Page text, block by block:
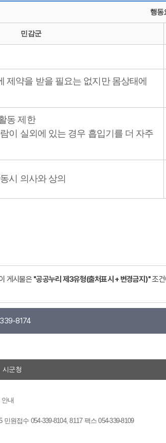
행동
민감군
제약을 받을 필요는 없지만 몸상태에
동 제한
이 실외에 있는 경우 흡입기를 더 자주
시 의사와 상의
게시물은 "공공누리 제3유형(출처표시 + 변경금지)"조
8174
시군청
내
원접수 054-339-8104, 8117 팩스 054-339-8109